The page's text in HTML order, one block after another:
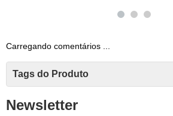
Carregando comentários ...
Tags do Produto
Newsletter